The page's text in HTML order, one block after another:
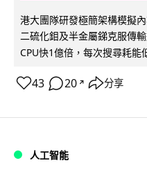
港大團隊研發極簡架構模擬
二硫化鉬及半金屬銻克服傳
CPU快1億倍，每次搜尋耗能
43 20 ↗ 分享
人工智能